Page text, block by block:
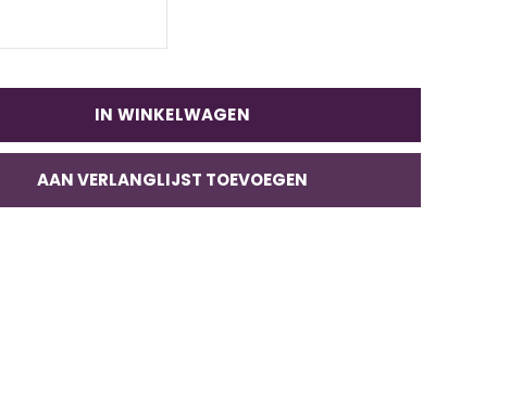
IN WINKELWAGEN
AAN VERLANGLIJST TOEVOEGEN